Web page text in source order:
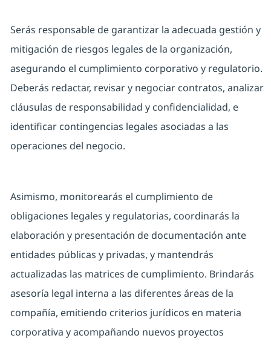
Serás responsable de garantizar la adecuada gestión y
mitigación de riesgos legales de la organización,
asegurando el cumplimiento corporativo y regulatorio.
Deberás redactar, revisar y negociar contratos, analizar
cláusulas de responsabilidad y confidencialidad, e
identificar contingencias legales asociadas a las
operaciones del negocio.
Asimismo, monitorearás el cumplimiento de
obligaciones legales y regulatorias, coordinarás la
elaboración y presentación de documentación ante
entidades públicas y privadas, y mantendrás
actualizadas las matrices de cumplimiento. Brindarás
asesoría legal interna a las diferentes áreas de la
compañía, emitiendo criterios jurídicos en materia
corporativa y acompañando nuevos proyectos